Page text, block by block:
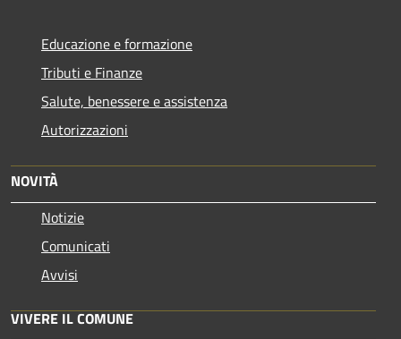
Educazione e formazione
Tributi e Finanze
Salute, benessere e assistenza
Autorizzazioni
NOVITÀ
Notizie
Comunicati
Avvisi
VIVERE IL COMUNE